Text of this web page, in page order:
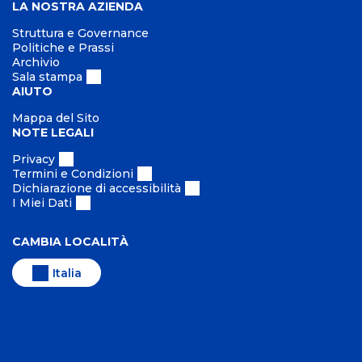
LA NOSTRA AZIENDA
Struttura e Governance
Politiche e Prassi
Archivio
Sala stampa
AIUTO
Mappa del Sito
NOTE LEGALI
Privacy
Termini e Condizioni
Dichiarazione di accessibilità
I Miei Dati
CAMBIA LOCALITÀ
Italia